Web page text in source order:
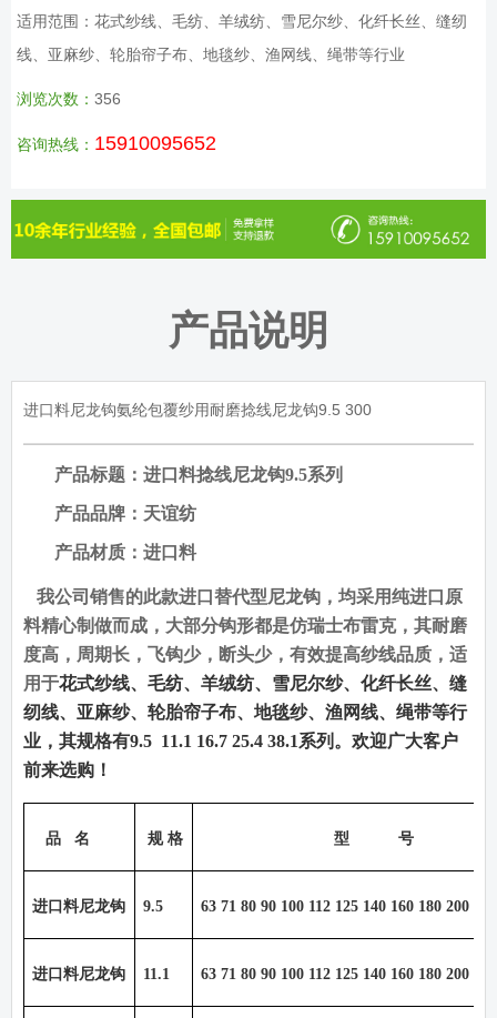
适用范围：花式纱线、毛纺、羊绒纺、雪尼尔纱、化纤长丝、缝纫
线、亚麻纱、轮胎帘子布、地毯纱、渔网线、绳带等行业
浏览次数： 356
咨询热线： 15910095652
产品说明
进口料尼龙钩氨纶包覆纱用耐磨捻线尼龙钩9.5 300
产品标题：进口料捻线尼龙钩9.5系列
产品品牌：天谊纺
产品材质：进口料
我公司销售的此款进口替代型尼龙钩，均采用纯进口原
料精心制做而成，大部分钩形都是仿瑞士布雷克，其耐磨
度高，周期长，飞钩少，断头少，有效提高纱线品质，适
用于花式纱线、毛纺、羊绒纺、雪尼尔纱、化纤长丝、缝
纫线、亚麻纱、轮胎帘子布、地毯纱、渔网线、绳带等行
业，其规格有9.5 11.1 16.7 25.4 38.1系列。欢迎广大客户
前来选购！
品 名 规 格 型 号
进口料尼龙钩 9.5 63 71 80 90 100 112 125 140 160 180 200
进口料尼龙钩 11.1 63 71 80 90 100 112 125 140 160 180 200